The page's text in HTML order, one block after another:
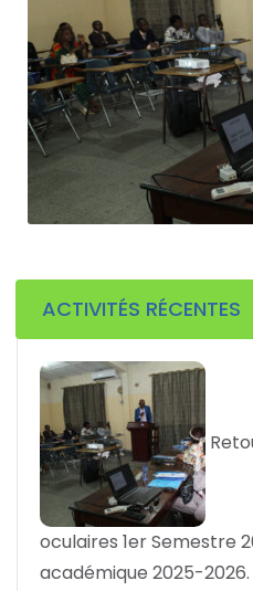
ACTIVITÉS RÉCENTES
oculaires 1er Semestre
académique 2025-2026.